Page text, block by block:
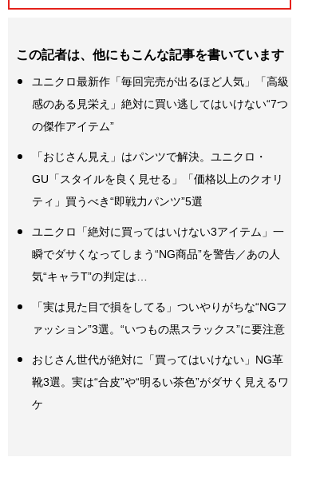
この記者は、他にもこんな記事を書いています
ユニクロ最新作「毎回完売が出るほど人気」「高級
感のある見栄え」絶対に買い逃してはいけない“7つ
の傑作アイテム”
「おじさん見え」はパンツで解決。ユニクロ・
GU「スタイルを良く見せる」「価格以上のクオリ
ティ」買うべき“即戦力パンツ”5選
ユニクロ「絶対に買ってはいけない3アイテム」一
瞬でダサくなってしまう“NG商品”を警告／あの人
気“キャラT”の判定は…
「実は見た目で損をしてる」ついやりがちな“NGフ
ァッション”3選。“いつもの黒スラックス”に要注意
おじさん世代が絶対に「買ってはいけない」NG革
靴3選。実は“合皮”や“明るい茶色”がダサく見えるワ
ケ